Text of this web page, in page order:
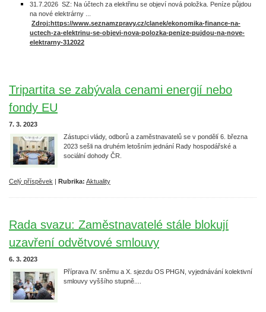
31.7.2026 SZ: Na účtech za elektřinu se objeví nová položka. Peníze půjdou
na nové elektrárny ...
Zdroj:https://www.seznamzpravy.cz/clanek/ekonomika-finance-na-
uctech-za-elektrinu-se-objevi-nova-polozka-penize-pujdou-na-nove-
elektrarny-312022
Tripartita se zabývala cenami energií nebo
fondy EU
7. 3. 2023
Zástupci vlády, odborů a zaměstnavatelů se v pondělí 6. března
2023 sešli na druhém letošním jednání Rady hospodářské a
sociální dohody ČR.
Celý příspěvek | Rubrika: Aktuality
Rada svazu: Zaměstnavatelé stále blokují
uzavření odvětvové smlouvy
6. 3. 2023
Příprava IV. sněmu a X. sjezdu OS PHGN, vyjednávání kolektivní
smlouvy vyššího stupně....